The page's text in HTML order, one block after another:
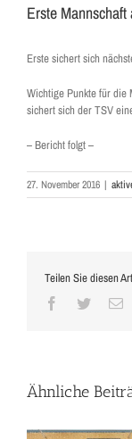
Erste Mannschaft
Erste sichert sich
Wichtige Punkte für die
sichert sich der TSV
– Bericht folgt –
27. November 2016 |
Teilen Sie diesen
Facebook
TwitterE-
Ähnliche